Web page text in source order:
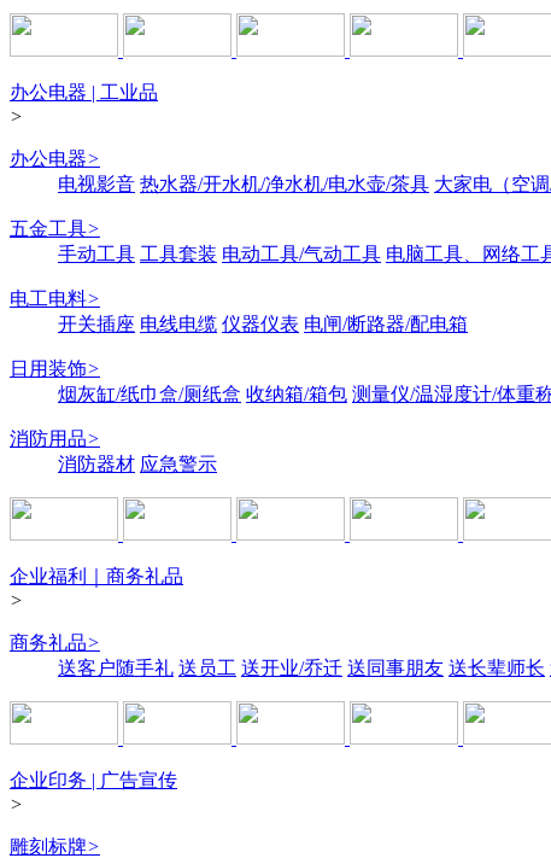
办公电器 | 工业品
>
办公电器>
电视影音 热水器/开水机/净水机/电水壶/茶具 大家电（空
五金工具>
手动工具 工具套装 电动工具/气动工具 电脑工具、网络工
电工电料>
开关插座 电线电缆 仪器仪表 电闸/断路器/配电箱
日用装饰>
烟灰缸/纸巾盒/厕纸盒 收纳箱/箱包 测量仪/温湿度计/体重
消防用品>
消防器材 应急警示
企业福利｜商务礼品
>
商务礼品>
送客户随手礼 送员工 送开业/乔迁 送同事朋友 送长辈师长
企业印务 | 广告宣传
>
雕刻标牌>